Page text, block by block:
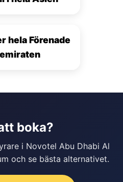
hela Förenade
boka?
i Novotel Abu Dhabi Al
och se bästa alternativet.